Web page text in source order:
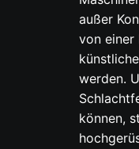
außer
von einer
werden.
können,